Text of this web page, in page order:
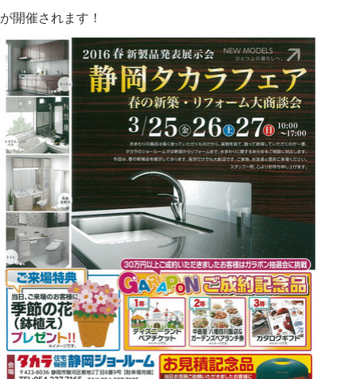
が開催されます！